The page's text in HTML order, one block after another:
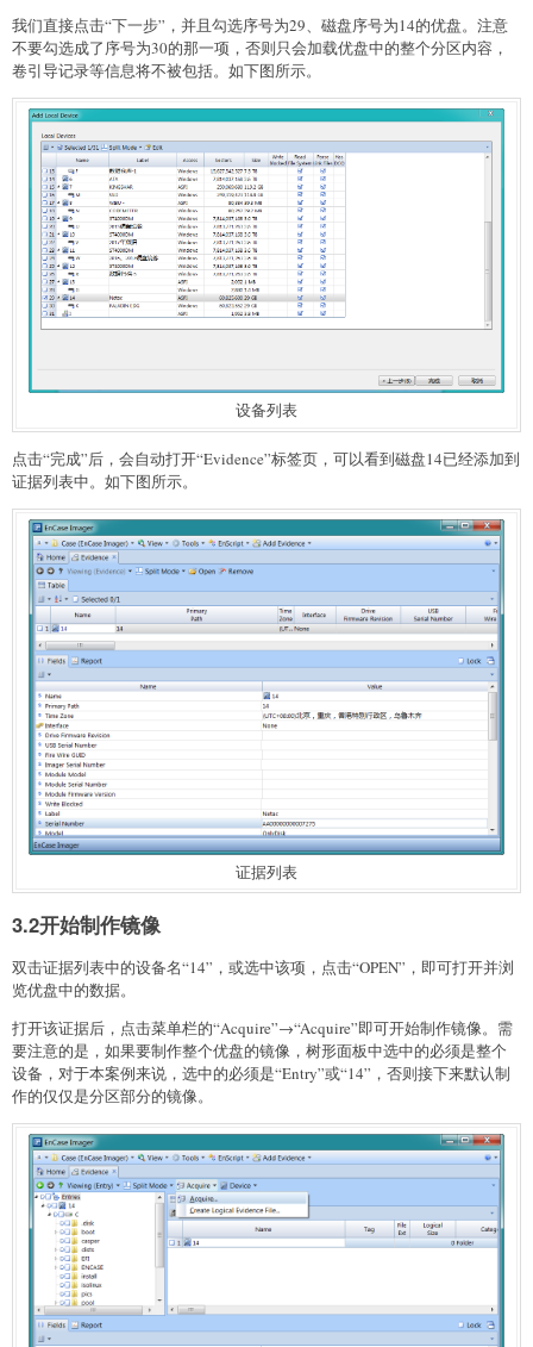
我们直接点击“下一步”，并且勾选序号为29、磁盘序号为14的优盘。注意
不要勾选成了序号为30的那一项，否则只会加载优盘中的整个分区内容，
卷引导记录等信息将不被包括。如下图所示。
设备列表
点击“完成”后，会自动打开“Evidence”标签页，可以看到磁盘14已经添加到
证据列表中。如下图所示。
证据列表
3.2开始制作镜像
双击证据列表中的设备名“14”，或选中该项，点击“OPEN”，即可打开并浏
览优盘中的数据。
打开该证据后，点击菜单栏的“Acquire”→“Acquire”即可开始制作镜像。需
要注意的是，如果要制作整个优盘的镜像，树形面板中选中的必须是整个
设备，对于本案例来说，选中的必须是“Entry”或“14”，否则接下来默认制
作的仅仅是分区部分的镜像。